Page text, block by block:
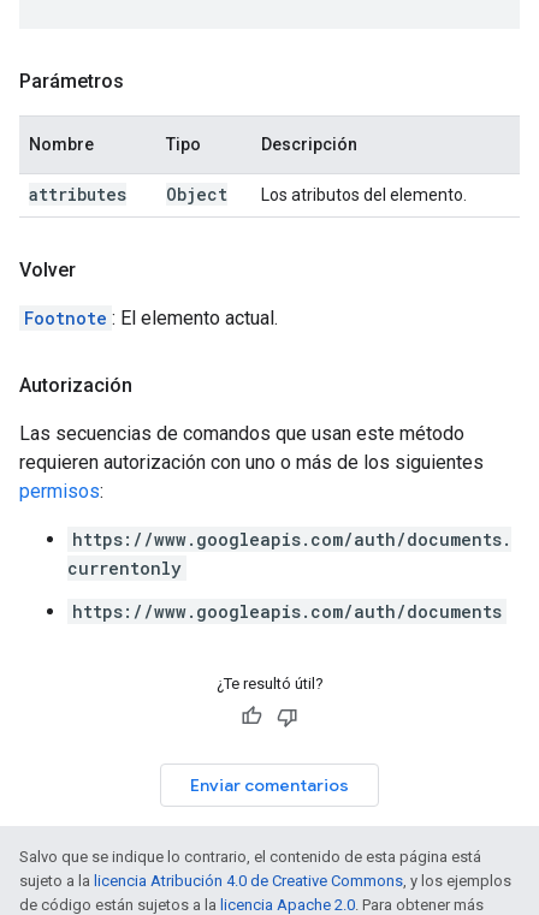
Parámetros
Nombre Tipo Descripción
attributes Object Los atributos del elemento.
Volver
Footnote : El elemento actual.
Autorización
Las secuencias de comandos que usan este método
requieren autorización con uno o más de los siguientes
permisos:
https://www.googleapis.com/auth/documents.
currentonly
https://www.googleapis.com/auth/documents
¿Te resultó útil?
Enviar comentarios
Salvo que se indique lo contrario, el contenido de esta página está
sujeto a la licencia Atribución 4.0 de Creative Commons, y los ejemplos
de código están sujetos a la licencia Apache 2.0. Para obtener más